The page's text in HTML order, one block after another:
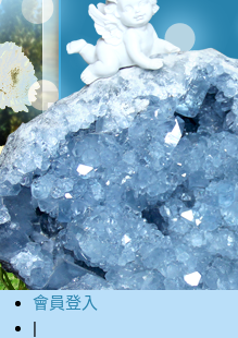
會員登入
|